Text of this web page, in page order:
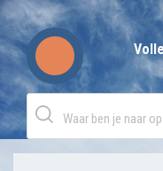
Skip
to
content